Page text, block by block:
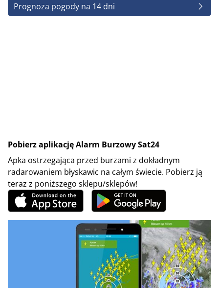
Prognoza pogody na 14 dni
Pobierz aplikację Alarm Burzowy Sat24
Apka ostrzegająca przed burzami z dokładnym
radarowaniem błyskawic na całym świecie. Pobierz ją
teraz z poniższego sklepu/sklepów!